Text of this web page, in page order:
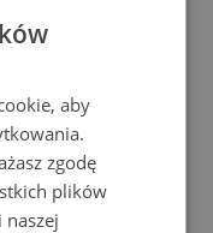
aby
zgodę
plików